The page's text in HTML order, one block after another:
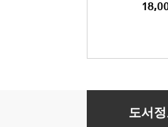
나는 집 대신
도서